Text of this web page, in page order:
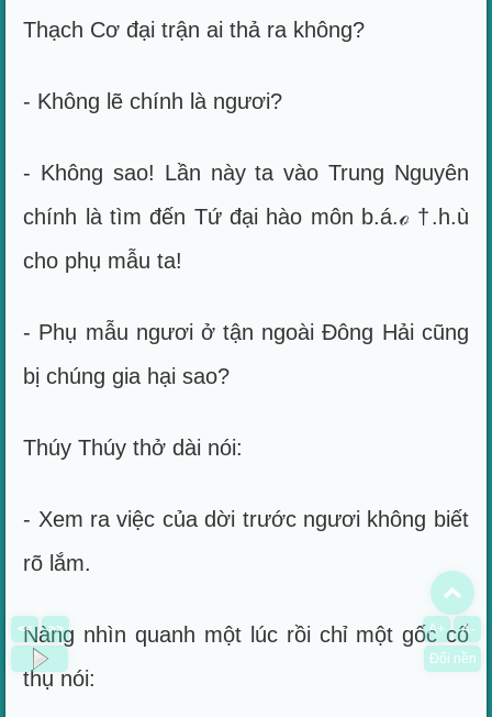
Thạch Cơ đại trận ai thả ra không?
- Không lẽ chính là ngươi?
- Không sao! Lần này ta vào Trung Nguyên
chính là tìm đến Tứ đại hào môn b.á.ℴ †.h.ù
cho phụ mẫu ta!
- Phụ mẫu ngươi ở tận ngoài Đông Hải cũng
bị chúng gia hại sao?
Thúy Thúy thở dài nói:
- Xem ra việc của dời trước ngươi không biết
rõ lắm.
Nàng nhìn quanh một lúc rồi chỉ một gốc cổ
thụ nói:
>>
<< A+
A-
Đổi nền